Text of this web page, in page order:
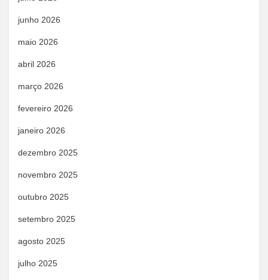
junho 2026
maio 2026
abril 2026
março 2026
fevereiro 2026
janeiro 2026
dezembro 2025
novembro 2025
outubro 2025
setembro 2025
agosto 2025
julho 2025